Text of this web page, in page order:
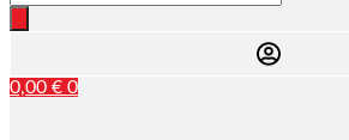
0,00 € 0